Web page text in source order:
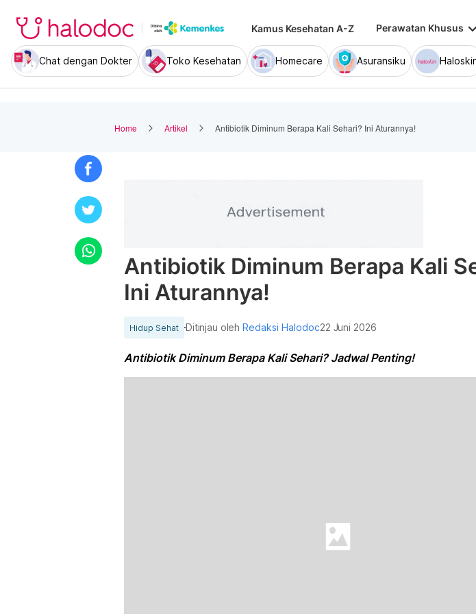
Kamus Kesehatan A-Z Perawatan Khusus
Chat dengan Dokter Toko Kesehatan Homecare Asuransiku
Home Artikel Antibiotik Diminum Berapa Kali Sehari? Ini Aturannya!
Antibiotik Diminum Berapa Kali
Ini Aturannya!
Hidup Sehat Ditinjau olehRedaksi Halodoc22 Juni 2026
Antibiotik Diminum Berapa Kali Sehari? Jadwal Penting!